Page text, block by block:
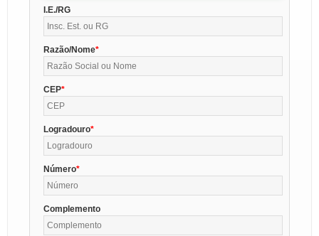
I.E./RG
Razão/Nome
CEP
Logradouro
Número
Complemento